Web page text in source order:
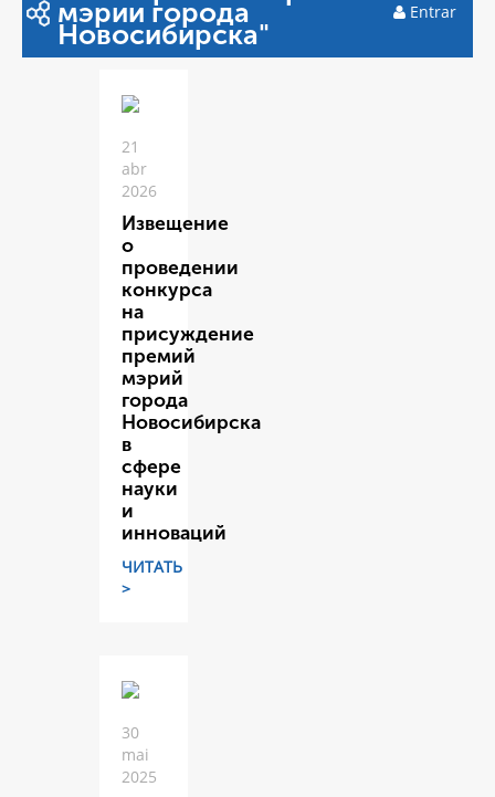
мэрии города
Новосибирска"
Entrar
21
abr
2026
Извещение
о
проведении
конкурса
на
присуждение
премий
мэрий
города
Новосибирска
в
сфере
науки
и
инноваций
ЧИТАТЬ
>
30
mai
2025